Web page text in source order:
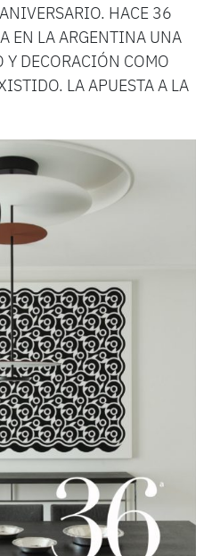
HACE 36
EN LA ARGENTINA UNA
Y DECORACIÓN COMO
LA APUESTA A LA